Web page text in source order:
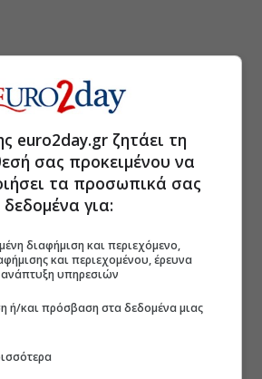
euro2day.gr ζητάει τη
σας προκειμένου να
τα προσωπικά σας
δεδομένα για:
διαφήμιση και περιεχόμενο,
και περιεχομένου, έρευνα
ανάπτυξη υπηρεσιών
ή/και πρόσβαση στα δεδομένα μιας